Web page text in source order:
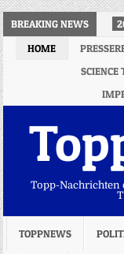
BREAKING NEWS
HOME
SCIENCE
Topp-Nachrichten
TOPPNEWS